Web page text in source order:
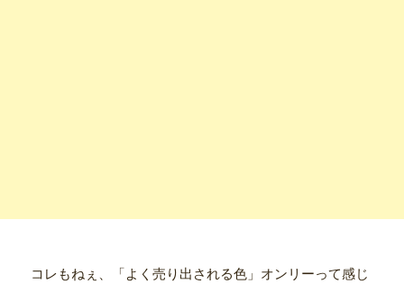
コレもねぇ、「よく売り出される色」オンリーって感じ